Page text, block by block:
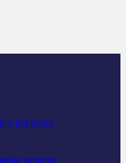
у региону
вечери